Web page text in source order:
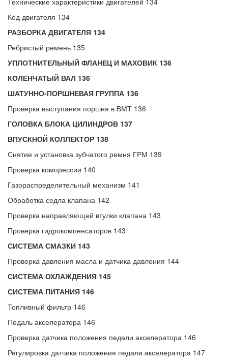
Код двигателя 134
РАЗБОРКА ДВИГАТЕЛЯ 134
Ребристый ремень 135
УПЛОТНИТЕЛЬНЫЙ ФЛАНЕЦ И МАХОВИК 136
КОЛЕНЧАТЫЙ ВАЛ 136
ШАТУННО-ПОРШНЕВАЯ ГРУППА 136
Проверка выступания поршня в ВМТ 136
ГОЛОВКА БЛОКА ЦИЛИНДРОВ 137
ВПУСКНОЙ КОЛЛЕКТОР 138
Снятие и установка зубчатого ремня ГРМ 139
Проверка компрессии 140
Газораспределительный механизм 141
Обработка седла клапана 142
Проверка направляющей втулки клапана 143
Проверка гидрокомпенсаторов 143
СИСТЕМА СМАЗКИ 143
Проверка давления масла и датчика давления 144
СИСТЕМА ОХЛАЖДЕНИЯ 145
СИСТЕМА ПИТАНИЯ 146
Топливный фильтр 146
Педаль акселератора 146
Проверка датчика положения педали акселератора 146
Регулировка датчика положения педали акселератора 147